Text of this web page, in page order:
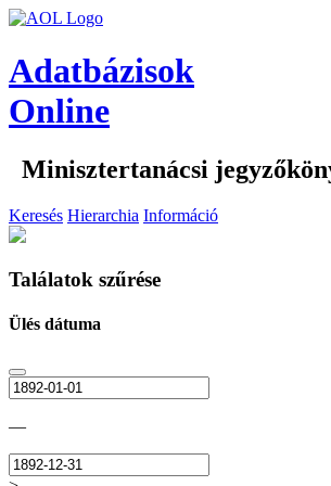
Adatbázisok
Online
Minisztertanácsi
Keresés Hierarchia Információ
Találatok szűrése
Ülés dátuma
—